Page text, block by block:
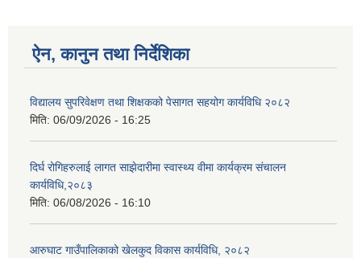
ऐन, कानुन तथा निर्देशिका
विद्यालय सुपरिवेक्षण तथा शिक्षकको पेसागत सहयोग कार्यविधि २०८२
मिति: 06/09/2026 - 16:25
दिर्घ रोगिहरुलाई लागत साझेदारीमा स्वास्थ्य वीमा कार्यक्रम संचालन
कार्यविधि,२०८३
मिति: 06/08/2026 - 16:10
आरुघाट गाउँपालिकाको खेलकुद विकास कार्यविधि, २०८२